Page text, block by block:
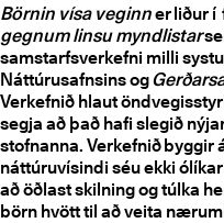
Börnin vísa veginnerliður í
gegnum linsu myndlistar
samstarfsverkefni milli
Náttúrusafnsins og
Verkefnið hlaut
segja að það hafi slegið
stofnanna. Verkefniðbyggir
náttúruvísindi séu ekki
að öðlast skilning og túlka
börn hvött til að veita